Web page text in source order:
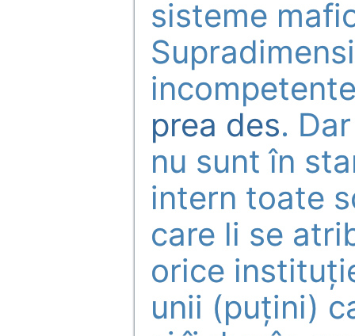
sisteme
prea des.
nu sunt în
intern toate
care li se
orice
unii (puțini)